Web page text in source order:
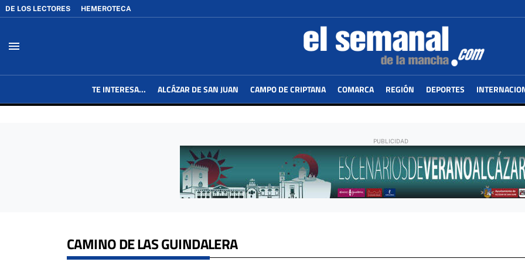
DE LOS LECTORES HEMEROTECA
menu
TE INTERESA... ALCÁZAR DE SAN JUAN CAMPO DE CRIPTANA COMARCA REGIÓN DEPORTES
CAMINO DE LAS GUINDALERA